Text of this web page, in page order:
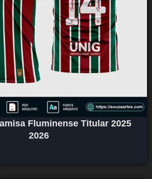
Fluminense Titular 2025
2026